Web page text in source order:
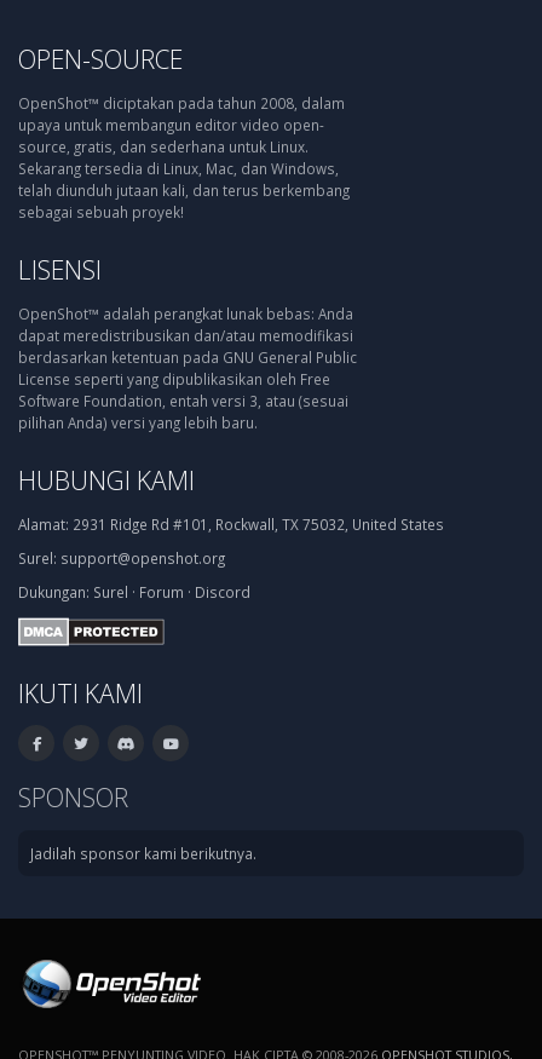
OPEN-SOURCE
OpenShot™ diciptakan pada tahun 2008, dalam
upaya untuk membangun editor video open-
source, gratis, dan sederhana untuk Linux.
Sekarang tersedia di Linux, Mac, dan Windows,
telah diunduh jutaan kali, dan terus berkembang
sebagai sebuah proyek!
LISENSI
OpenShot™ adalah perangkat lunak bebas: Anda
dapat meredistribusikan dan/atau memodifikasi
berdasarkan ketentuan pada GNU General Public
License seperti yang dipublikasikan oleh Free
Software Foundation, entah versi 3, atau (sesuai
pilihan Anda) versi yang lebih baru.
HUBUNGI KAMI
Alamat: 2931 Ridge Rd #101, Rockwall, TX 75032, United States
Surel: support@openshot.org
Dukungan: Surel · Forum · Discord
IKUTI KAMI
SPONSOR
Jadilah sponsor kami berikutnya.
OPENSHOT™ PENYUNTING VIDEO. HAK CIPTA © 2008-2026 OPENSHOT STUDIOS,